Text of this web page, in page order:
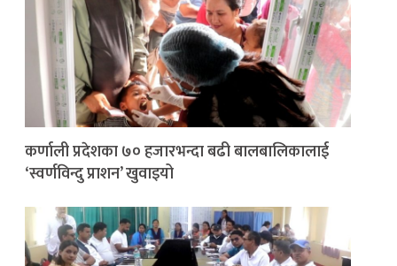
कर्णाली प्रदेशका ७० हजारभन्दा बढी बालबालिकालाई
‘स्वर्णविन्दु प्राशन’ खुवाइयो